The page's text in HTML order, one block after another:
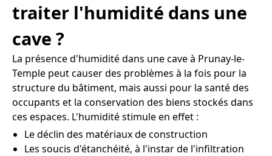
traiter l'humidité dans une
cave ?
La présence d'humidité dans une cave à Prunay-le-
Temple peut causer des problèmes à la fois pour la
structure du bâtiment, mais aussi pour la santé des
occupants et la conservation des biens stockés dans
ces espaces. L'humidité stimule en effet :
Le déclin des matériaux de construction
Les soucis d'étanchéité, à l'instar de l'infiltration